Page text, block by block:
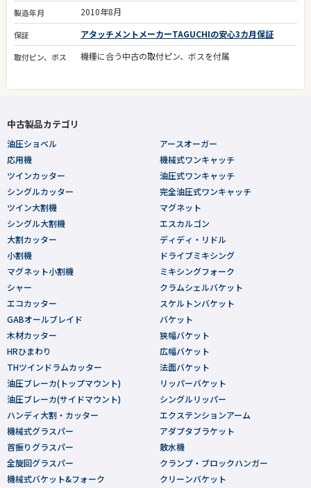
製造年月 2010年8月
保証 アタッチメントメーカーTAGUCHIの安心3カ月保証
取付ピン、ボス 機種に合う中古の取付ピン、ボスを付属
中古製品カテゴリ
油圧ショベル
応用機
ツインカッター
シングルカッター
ツイン大割機
シングル大割機
大割カッター
小割機
マグネット小割機
シャー
エコカッター
GABオールブレイド
木材カッター
HRひまわり
THツインドラムカッター
油圧ブレーカ(トップマウント)
油圧ブレーカ(サイドマウント)
ハンディ大割・カッター
機械式グラスパー
首振りグラスパー
全旋回グラスパー
機械式バケット&フォーク
アースオーガー
機械式ワンキャッチ
油圧式ワンキャッチ
完全油圧式ワンキャッチ
マグネット
エスカルゴン
ディディ・リドル
ドライブミキシング
ミキシングフォーク
クラムシェルバケット
スケルトンバケット
バケット
狭幅バケット
広幅バケット
法面バケット
リッパーバケット
シングルリッパー
エクステンションアーム
アダプタブラケット
散水機
クランプ・ブロックハンガー
クリーンバケット